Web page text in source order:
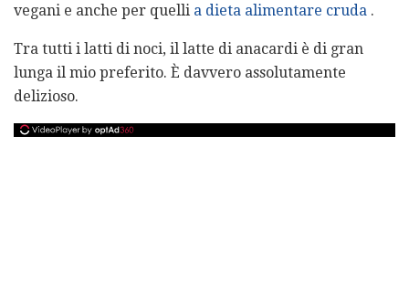
vegani e anche per quelli a dieta alimentare cruda .
Tra tutti i latti di noci, il latte di anacardi è di gran
lunga il mio preferito. È davvero assolutamente
delizioso.